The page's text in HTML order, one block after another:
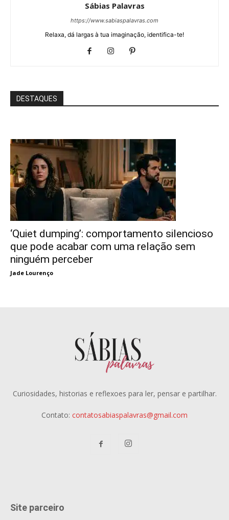
Sábias Palavras
https://www.sabiaspalavras.com
Relaxa, dá largas à tua imaginação, identifica-te!
DESTAQUES
‘Quiet dumping’: comportamento silencioso
que pode acabar com uma relação sem
ninguém perceber
Jade Lourenço
Curiosidades, historias e reflexoes para ler, pensar e partilhar.
Contato: contatosabiaspalavras@gmail.com
Site parceiro